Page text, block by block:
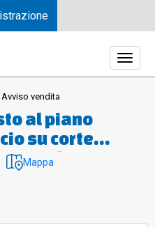
Avviso vendita
al piano
su corte
di Luzzi in
è
loggia,
con balcone,
Mappa